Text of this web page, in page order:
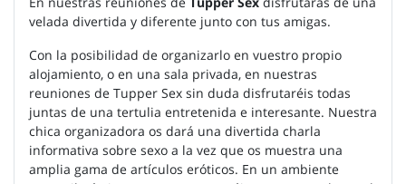
velada divertida y diferente junto con tus amigas.
Con la posibilidad de organizarlo en vuestro propio
alojamiento, o en una sala privada, en nuestras
reuniones de Tupper Sex sin duda disfrutaréis todas
juntas de una tertulia entretenida e interesante. Nuestra
chica organizadora os dará una divertida charla
informativa sobre sexo a la vez que os muestra una
amplia gama de artículos eróticos. En un ambiente